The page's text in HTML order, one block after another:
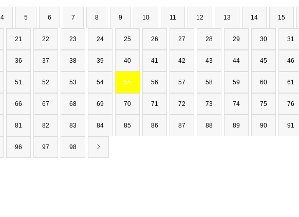
4 5 6 7 8 9 10 11 12 13 14 15
21 22 23 24 25 26 27 28 29 30 31
36 37 38 39 40 41 42 43 44 45 46
51 52 53 54 55 56 57 58 59 60 61
66 67 68 69 70 71 72 73 74 75 76
81 82 83 84 85 86 87 88 89 90 91
96 97 98